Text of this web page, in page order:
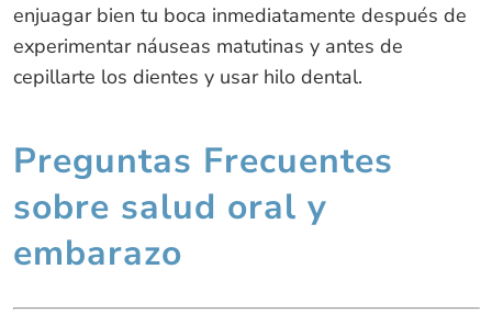
enjuagar bien tu boca inmediatamente después de
experimentar náuseas matutinas y antes de
cepillarte los dientes y usar hilo dental.
Preguntas Frecuentes
sobre salud oral y
embarazo